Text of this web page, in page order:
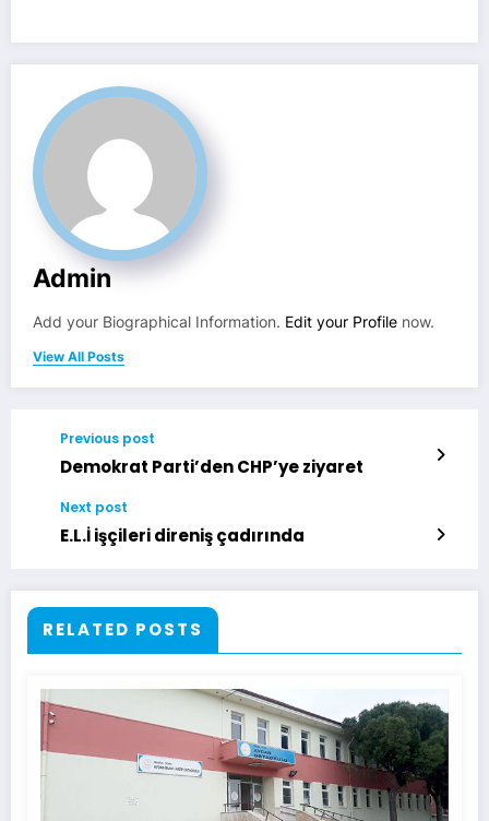
Admin
Add your Biographical Information. Edit your Profile now.
View All Posts
Previous post
Demokrat Parti’den CHP’ye ziyaret
Next post
E.L.İ işçileri direniş çadırında
RELATED POSTS